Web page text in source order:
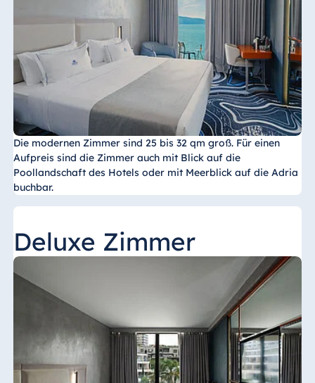
Die modernen Zimmer sind 25 bis 32 qm groß. Für einen
Aufpreis sind die Zimmer auch mit Blick auf die
Poollandschaft des Hotels oder mit Meerblick auf die Adria
buchbar.
Deluxe Zimmer